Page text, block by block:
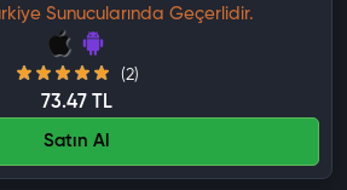
Sunucularında Geçerlidir.
(2)
73.47 TL
Satın Al